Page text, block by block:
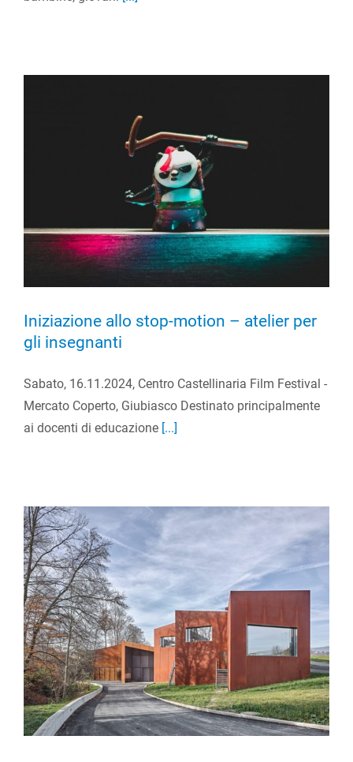
Iniziazione allo stop-motion – atelier per
gli insegnanti
Sabato, 16.11.2024, Centro Castellinaria Film Festival -
Mercato Coperto, Giubiasco Destinato principalmente
ai docenti di educazione [...]